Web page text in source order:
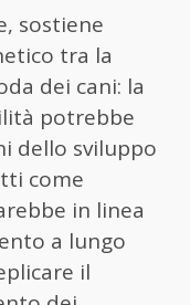
sostiene
tra la
dei cani: la
potrebbe
dello sviluppo
come
in linea
a lungo
il